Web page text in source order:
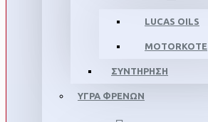
LUCAS OILS
MOTORKOTE
ΣΥΝΤΗΡΗΣΗ
ΥΓΡΑ ΦΡΕΝΩΝ